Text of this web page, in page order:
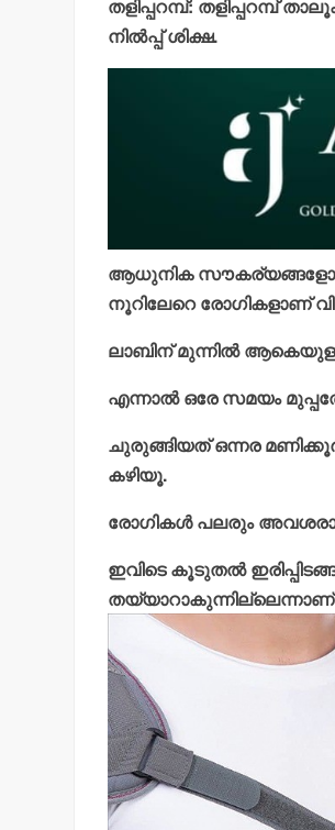
തളിപ്പറമ്പ്: തളിപ്പറമ്പ്
നിൽപ്പ് ശിക്ഷ.
ആധുനിക സൗകര്യങ്ങളോടെ
നൂറിലേറെ രോഗികളാണ്
ലാബിന് മുന്നിൽ
എന്നാൽ ഒരേ സമയം
ചുരുങ്ങിയത് ഒന്നര
കഴിയൂ.
രോഗികൾ പലരും
ഇവിടെ കൂടുതൽ